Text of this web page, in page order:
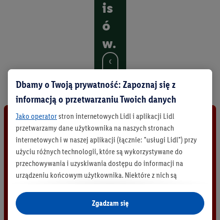
is
ó
w.
O
d
k
y
w
s
z
y
s
k
Dbamy o Twoją prywatność: Zapoznaj się z
informacją o przetwarzaniu Twoich danych
Jako operatorstron internetowych Lidl i aplikacji Lidl
przetwarzamy dane użytkownika na naszych stronach
internetowych i w naszej aplikacji (łącznie: "usługi Lidl") przy
użyciu różnych technologii, które są wykorzystywane do
przechowywania i uzyskiwania dostępu do informacji na
urządzeniu końcowym użytkownika. Niektóre z nich są
są za zgodą użytkownika - również przez partnerów (
jako odrębnych
administratorów lub współadministratorów
Zgadzam się